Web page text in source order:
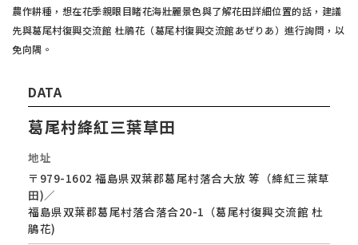
農作耕種，想在花季親眼目睹花海壯麗景色與了解花田詳細位置的話，建議
先與葛尾村復興交流館 杜鵑花（葛尾村復興交流館あぜりあ）進行詢問，以
免向隅。
DATA
葛尾村絳紅三葉草田
地址
〒979-1602 福島県双葉郡葛尾村落合大放 等（絳紅三葉草
田)／
福島県双葉郡葛尾村落合落合20-1（葛尾村復興交流館 杜
鵑花)